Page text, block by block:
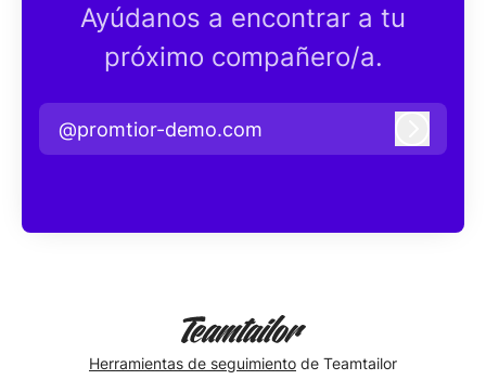
Ayúdanos a encontrar a tu
próximo compañero/a.
@promtior-demo.com
Herramientas de seguimiento de Teamtailor